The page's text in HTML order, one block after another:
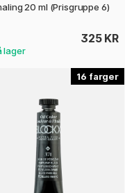
20 ml (Prisgruppe 6)
325 KR
16